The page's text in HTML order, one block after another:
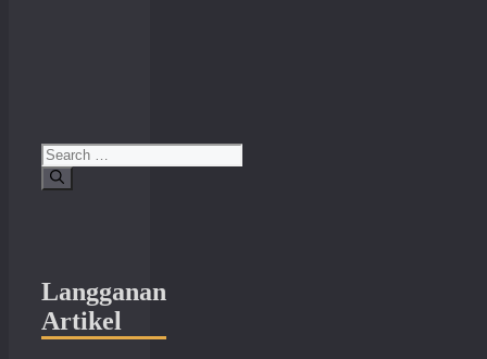
Search
for:
Langganan
Artikel